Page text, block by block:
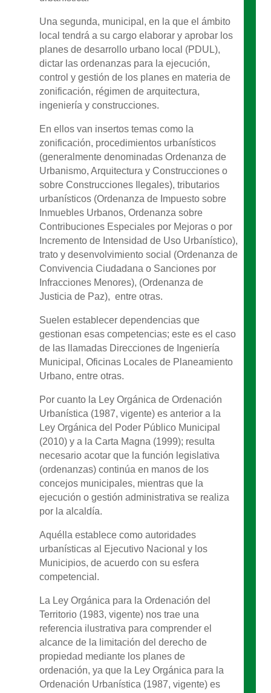
Una segunda, municipal, en la que el ámbito
local tendrá a su cargo elaborar y aprobar los
planes de desarrollo urbano local (PDUL),
dictar las ordenanzas para la ejecución,
control y gestión de los planes en materia de
zonificación, régimen de arquitectura,
ingeniería y construcciones.
En ellos van insertos temas como la
zonificación, procedimientos urbanísticos
(generalmente denominadas Ordenanza de
Urbanismo, Arquitectura y Construcciones o
sobre Construcciones Ilegales), tributarios
urbanísticos (Ordenanza de Impuesto sobre
Inmuebles Urbanos, Ordenanza sobre
Contribuciones Especiales por Mejoras o por
Incremento de Intensidad de Uso Urbanístico),
trato y desenvolvimiento social (Ordenanza de
Convivencia Ciudadana o Sanciones por
Infracciones Menores), (Ordenanza de
Justicia de Paz), entre otras.
Suelen establecer dependencias que
gestionan esas competencias; este es el caso
de las llamadas Direcciones de Ingeniería
Municipal, Oficinas Locales de Planeamiento
Urbano, entre otras.
Por cuanto la Ley Orgánica de Ordenación
Urbanística (1987, vigente) es anterior a la
Ley Orgánica del Poder Público Municipal
(2010) y a la Carta Magna (1999); resulta
necesario acotar que la función legislativa
(ordenanzas) continúa en manos de los
concejos municipales, mientras que la
ejecución o gestión administrativa se realiza
por la alcaldía.
Aquélla establece como autoridades
urbanísticas al Ejecutivo Nacional y los
Municipios, de acuerdo con su esfera
competencial.
La Ley Orgánica para la Ordenación del
Territorio (1983, vigente) nos trae una
referencia ilustrativa para comprender el
alcance de la limitación del derecho de
propiedad mediante los planes de
ordenación, ya que la Ley Orgánica para la
Ordenación Urbanística (1987, vigente) es